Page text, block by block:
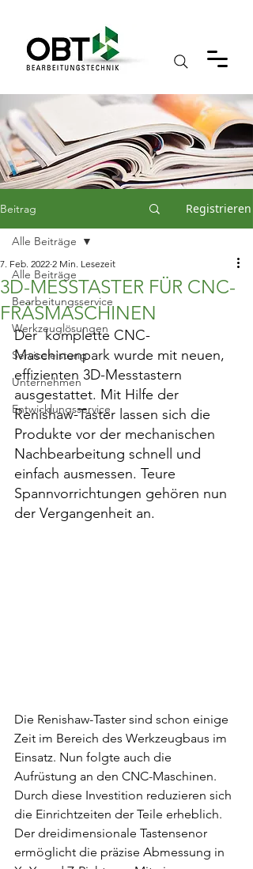
Beitrag Registrieren
Alle Beiträge
Bearbeitungsservice
Werkzeuglösungen
Serviceleistung
Unternehmen
Entwicklungsservice
Alle Beiträge
3D-MESSTASTER FÜR CNC-
FRÄSMASCHINEN
7. Feb. 2022 2 Min. Lesezeit
Der  komplette CNC-
Maschinenpark wurde mit neuen,
effizienten 3D-Messtastern
ausgestattet. Mit Hilfe der
Renishaw-Taster lassen sich die
Produkte vor der mechanischen
Nachbearbeitung schnell und
einfach ausmessen. Teure
Spannvorrichtungen gehören nun
der Vergangenheit an.
Die Renishaw-Taster sind schon einige
Zeit im Bereich des Werkzeugbaus im
Einsatz. Nun folgte auch die
Aufrüstung an den CNC-Maschinen.
Durch diese Investition reduzieren sich
die Einrichtzeiten der Teile erheblich.
Der dreidimensionale Tastensenor
ermöglicht die präzise Abmessung in